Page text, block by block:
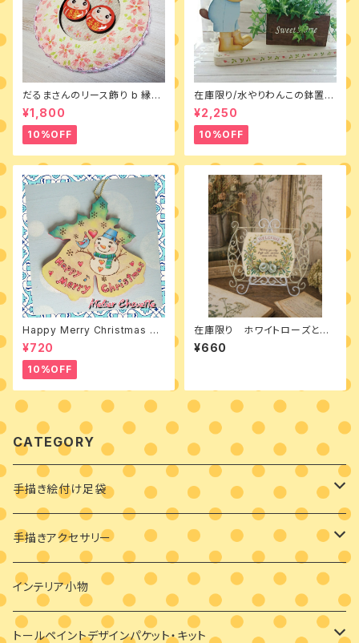
だるまさんのリース飾り b 縁福
桜 完成品
¥1,800
10%OFF
在庫限り/水やりわんこの鉢置き
台 素材付きキット
¥2,250
10%OFF
Happy Merry Christmas デ
ザインパケット
¥720
10%OFF
在庫限り ホワイトローズとオ
リーブのwelcomeボード デザ
インパケット
¥660
CATEGORY
手描き絵付け足袋
絵付け済み足袋
オーダーメイド絵付け足袋
手描きアクセサリー
ブローチ
バッグチャーム
インテリア小物
トールペイントデザインパケット・キット